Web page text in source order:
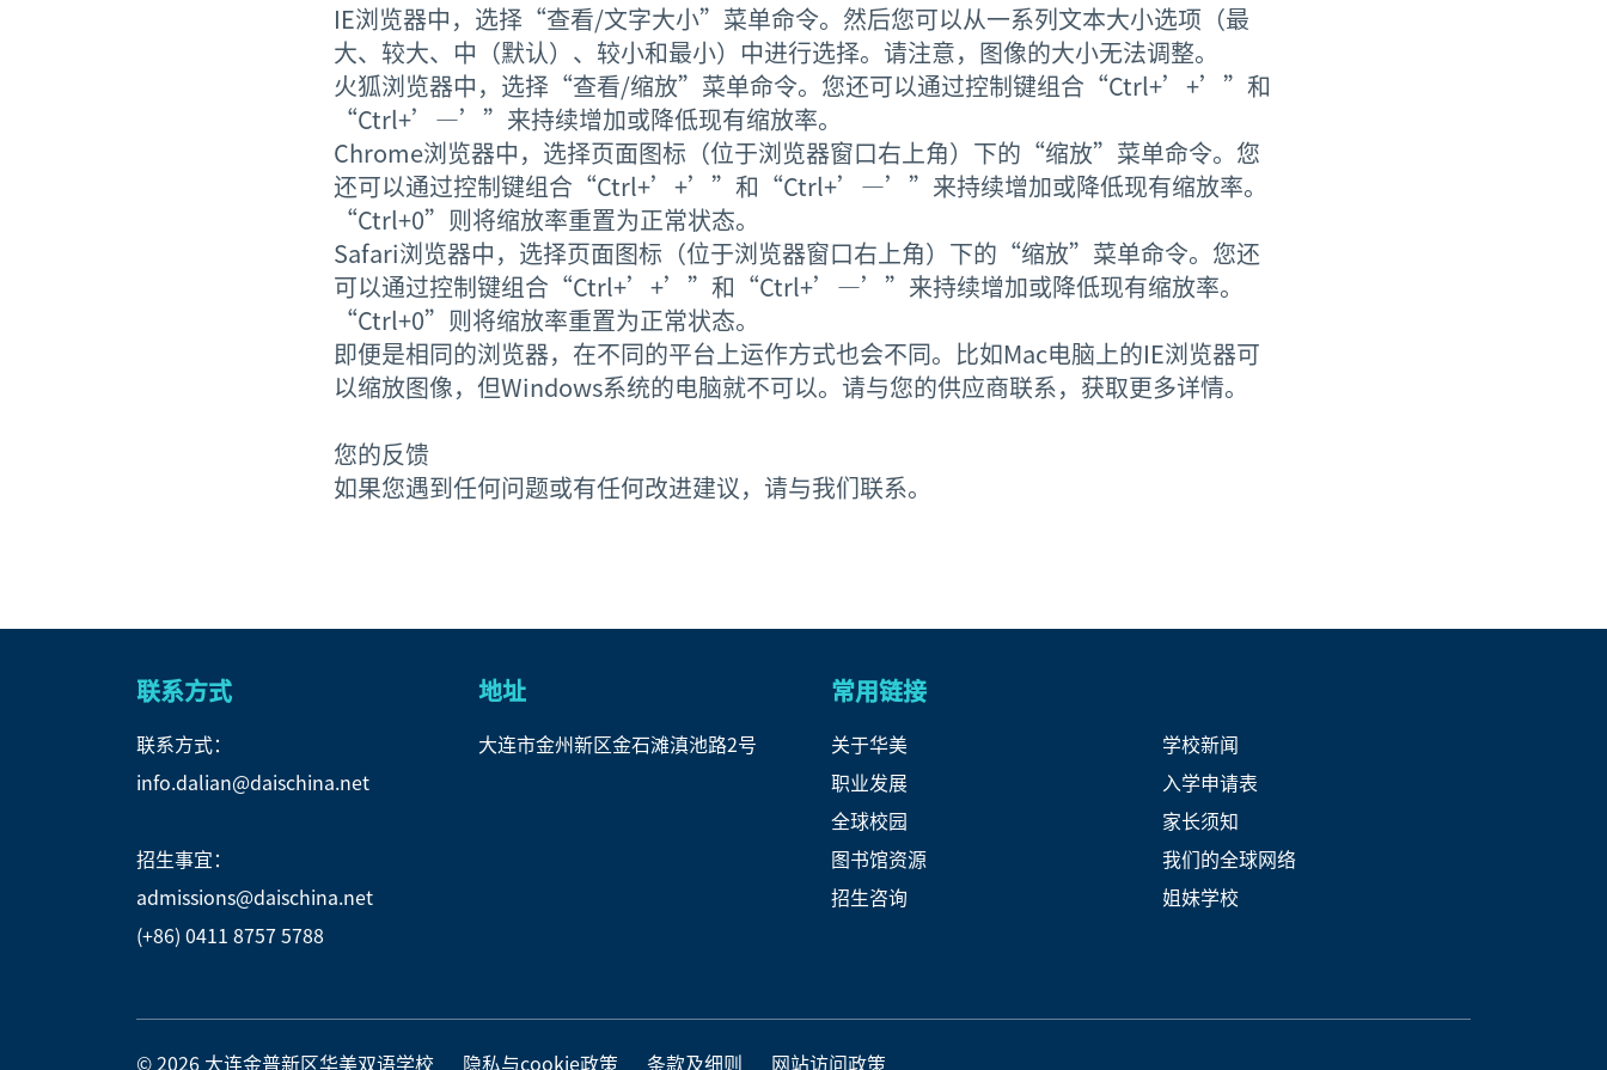
IE浏览器中，选择“查看/文字大小”菜单命令。然后您可以从一系列文本大小选项（最
大、较大、中（默认）、较小和最小）中进行选择。请注意，图像的大小无法调整。
火狐浏览器中，选择“查看/缩放”菜单命令。您还可以通过控制键组合“Ctrl+’+’”和
“Ctrl+’—’”来持续增加或降低现有缩放率。
Chrome浏览器中，选择页面图标（位于浏览器窗口右上角）下的“缩放”菜单命令。您
还可以通过控制键组合“Ctrl+’+’”和“Ctrl+’—’”来持续增加或降低现有缩放率。
“Ctrl+0”则将缩放率重置为正常状态。
Safari浏览器中，选择页面图标（位于浏览器窗口右上角）下的“缩放”菜单命令。您还
可以通过控制键组合“Ctrl+’+’”和“Ctrl+’—’”来持续增加或降低现有缩放率。
“Ctrl+0”则将缩放率重置为正常状态。
即便是相同的浏览器，在不同的平台上运作方式也会不同。比如Mac电脑上的IE浏览器可
以缩放图像，但Windows系统的电脑就不可以。请与您的供应商联系，获取更多详情。
您的反馈
如果您遇到任何问题或有任何改进建议，请与我们联系。
联系方式
联系方式：
info.dalian@daischina.net
招生事宜：
admissions@daischina.net
(+86) 0411 8757 5788
地址
大连市金州新区金石滩滇池路2号
常用链接
关于华美
职业发展
全球校园
图书馆资源
招生咨询
学校新闻
入学申请表
家长须知
我们的全球网络
姐妹学校
© 2026 大连金普新区华美双语学校 隐私与cookie政策 条款及细则 网站访问政策